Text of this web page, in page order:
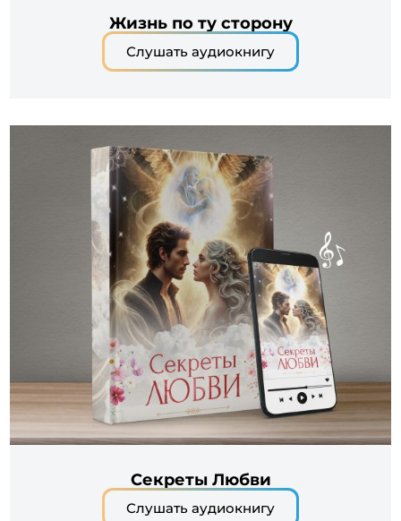
Жизнь по ту сторону
Слушать аудиокнигу
Секреты Любви
Слушать аудиокнигу